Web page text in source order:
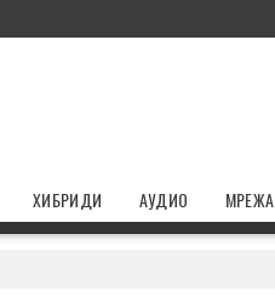
ХИБРИДИ АУДИО МРЕЖА